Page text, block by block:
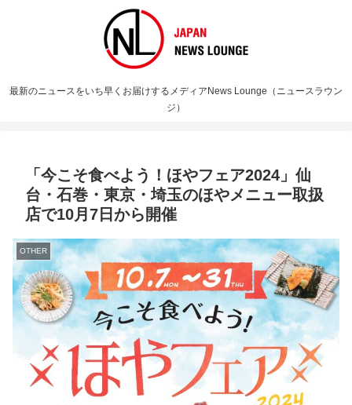
最新のニュースをいち早くお届けするメディアNews Lounge（ニュースラウン
ジ）
「今こそ食べよう！ほやフェア2024」仙
台・石巻・東京・埼玉のほやメニュー取扱
店で10月7日から開催
OTHER